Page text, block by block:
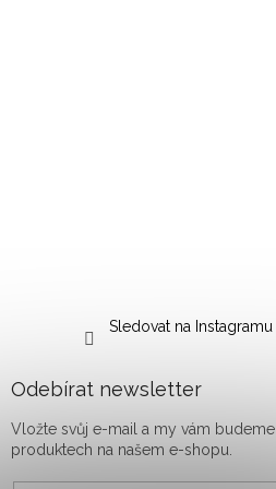
Sledovat na Instagramu
Odebírat newsletter
Vložte svůj e-mail a my vám
produktech na našem e-shopu.